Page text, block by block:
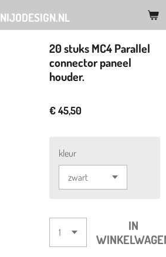
NIJODESIGN.NL
20 stuks MC4 Parallel
connector paneel
houder.
€ 45,50
kleur
IN